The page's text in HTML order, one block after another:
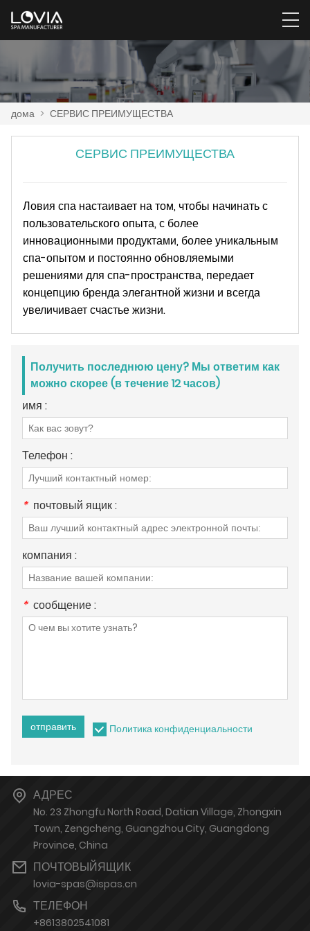
дома > СЕРВИС ПРЕИМУЩЕСТВА
СЕРВИС ПРЕИМУЩЕСТВА
Ловия спа настаивает на том, чтобы начинать с
пользовательского опыта, с более
инновационными продуктами, более уникальным
спа-опытом и постоянно обновляемыми
решениями для спа-пространства, передает
концепцию бренда элегантной жизни и всегда
увеличивает счастье жизни.
Получить последнюю цену? Мы ответим как
можно скорее (в течение 12 часов)
имя :
Телефон :
* почтовый ящик :
компания :
* сообщение :
отправить Политика конфиденциальности
АДРЕС
No. 23 Zhongfu North Road, Datian Village, Zhongxin
Town, Zengcheng, Guangzhou City, Guangdong
Province, China
ПОЧТОВЫЙЯЩИК
lovia-spas@ispas.cn
ТЕЛЕФОН
+8613802541081